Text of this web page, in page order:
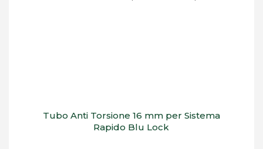
Tubo Anti Torsione 16 mm per Sistema
Rapido Blu Lock